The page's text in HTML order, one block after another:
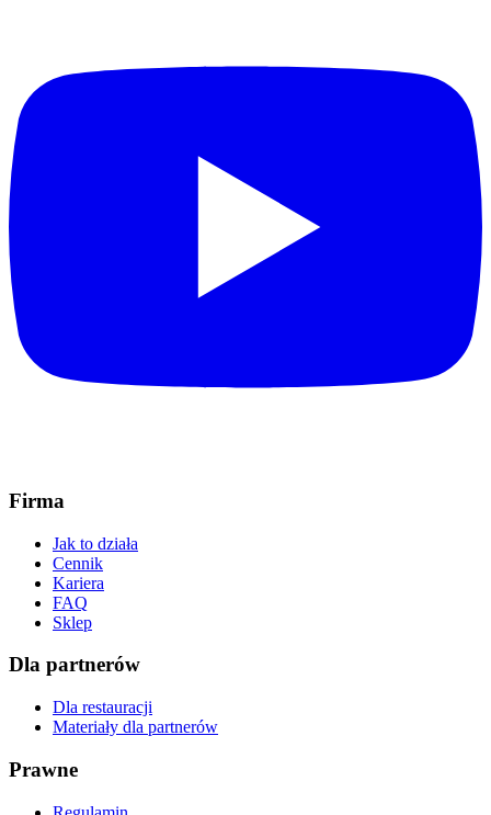
Firma
Jak to działa
Cennik
Kariera
FAQ
Sklep
Dla partnerów
Dla restauracji
Materiały dla partnerów
Prawne